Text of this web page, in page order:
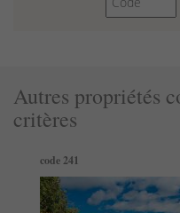
Café
Autres propriétés
critères
code 241